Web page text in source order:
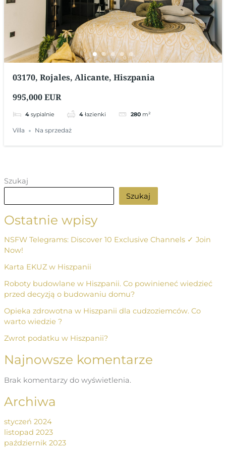
03170, Rojales, Alicante, Hiszpania
995,000 EUR
4 sypialnie 4 łazienki 280 m²
Villa Na sprzedaż
Szukaj
Szukaj
Ostatnie wpisy
NSFW Telegrams: Discover 10 Exclusive Channels ✓ Join
Now!
Karta EKUZ w Hiszpanii
Roboty budowlane w Hiszpanii. Co powinieneć wiedzieć
przed decyzją o budowaniu domu?
Opieka zdrowotna w Hiszpanii dla cudzoziemców. Co
warto wiedzie ?
Zwrot podatku w Hiszpanii?
Najnowsze komentarze
Brak komentarzy do wyświetlenia.
Archiwa
styczeń 2024
listopad 2023
październik 2023